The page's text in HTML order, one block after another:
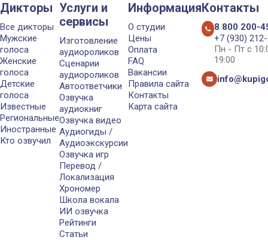
Дикторы
Все дикторы
Мужские
голоса
Женские
голоса
Детские
голоса
Известные
Региональные
Иностранные
Кто озвучил
Услуги и
сервисы
Изготовление
аудиороликов
Сценарии
аудиороликов
Автоответчики
Озвучка
аудиокниг
Озвучка видео
Аудиогиды /
Аудиоэкскурсии
Озвучка игр
Перевод /
Локализация
Хрономер
Школа вокала
ИИ озвучка
Рейтинги
Статьи
Информация
О студии
Цены
Оплата
FAQ
Вакансии
Правила сайта
Контакты
Карта сайта
Контакты
8 800 200-
+7 (930)
Пн - Пт с
19:00